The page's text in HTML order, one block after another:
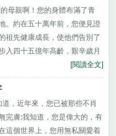
母親啊！您的身體布滿了青
。約在五十萬年前，您便見證
祖先健康成長，使他們告別了
入四十五億年高齡，艱辛歲月
[閱讀全文]
，近年來，您已被那些不肖
完膚;我知道，您是偉大的，有
這個世界上，您用無私關愛着